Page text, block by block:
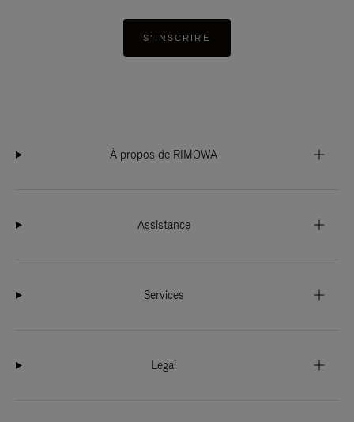
S'INSCRIRE
À propos de RIMOWA
Assistance
Services
Legal